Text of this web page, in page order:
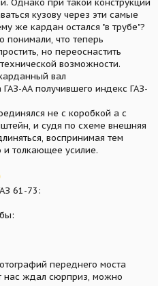
Однако при такой конструкции
кузову через эти самые
же кардан остался "в трубе"?
понимали, что теперь
но переоснастить
возможности.
вал
АА получившего индекс ГАЗ-
не с коробкой а с
и судя по схеме внешняя
воспринимая тем
и толкающее усилие.
61-73:
переднего моста
нас ждал сюрприз, можно